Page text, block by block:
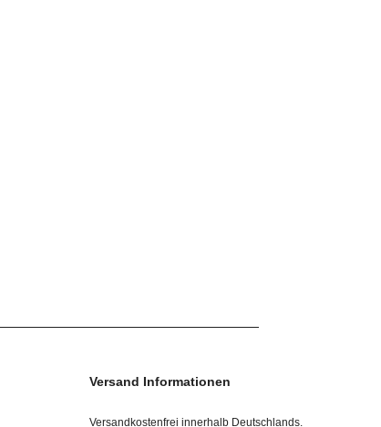
Versand Informationen
Versandkostenfrei innerhalb Deutschlands.